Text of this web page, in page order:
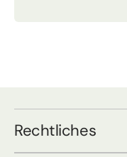
Rechtliches